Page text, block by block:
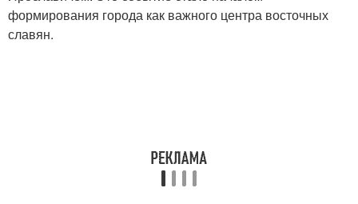
формирования города как важного центра восточных
славян.